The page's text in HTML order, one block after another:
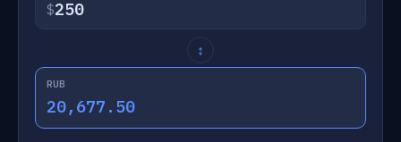
$
↕
RUB
20,677.50